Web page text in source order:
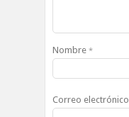
Nombre *
Correo electrónico